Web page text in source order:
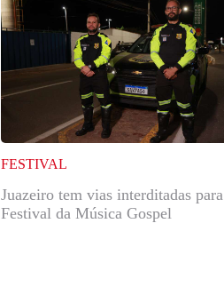
FESTIVAL
Juazeiro tem vias interditadas para
Festival da Música Gospel